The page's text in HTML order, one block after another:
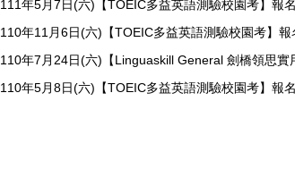
111年5月7日(六)【TOEIC多益英語測驗校園考】報
110年11月6日(六)【TOEIC多益英語測驗校園考】
110年7月24日(六)【Linguaskill General 劍橋領思
110年5月8日(六)【TOEIC多益英語測驗校園考】報